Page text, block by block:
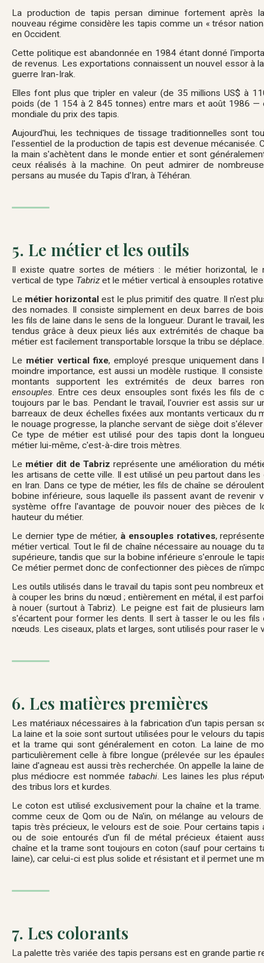
La production de tapis persan diminue fortement après
nouveau régime considère les tapis comme un « trésor
en Occident.
Cette politique est abandonnée en 1984 étant donné
de revenus. Les exportations connaissent un nouvel essor à
guerre Iran-Irak.
Elles font plus que tripler en valeur (de 35 millions US$ à
poids (de 1 154 à 2 845 tonnes) entre mars et août 1986 —
mondiale du prix des tapis.
Aujourd'hui, les techniques de tissage traditionnelles sont
l'essentiel de la production de tapis est devenue mécanisée.
la main s'achètent dans le monde entier et sont
ceux réalisés à la machine. On peut admirer de
persans au musée du Tapis d'Iran, à Téhéran.
5. Le métier et les outils
Il existe quatre sortes de métiers : le métier horizontal, le
vertical de type Tabrizet le métier vertical à ensouples
Le métier horizontal est le plus primitif des quatre. Il n'est
des nomades. Il consiste simplement en deux barres de
les fils de laine dans le sens de la longueur. Durant le travail,
tendus grâce à deux pieux liés aux extrémités de chaque
métier est facilement transportable lorsque la tribu se déplace.
Le métier vertical fixe, employé presque uniquement
moindre importance, est aussi un modèle rustique. Il
montants supportent les extrémités de deux barres
ensouples. Entre ces deux ensouples sont fixés les fils de
toujours par le bas. Pendant le travail, l'ouvrier est assis sur
barreaux de deux échelles fixées aux montants verticaux du
le nouage progresse, la planche servant de siège doit
Ce type de métier est utilisé pour des tapis dont la
métier lui-même, c'est-à-dire trois mètres.
Le métier dit de Tabriz représente une amélioration du
les artisans de cette ville. Il est utilisé un peu partout dans
en Iran. Dans ce type de métier, les fils de chaîne se
bobine inférieure, sous laquelle ils passent avant de revenir
système offre l'avantage de pouvoir nouer des pièces de
hauteur du métier.
Le dernier type de métier, à ensouples rotatives,
métier vertical. Tout le fil de chaîne nécessaire au nouage du
supérieure, tandis que sur la bobine inférieure s'enroule le
Ce métier permet donc de confectionner des pièces de
Les outils utilisés dans le travail du tapis sont peu nombreux
à couper les brins du nœud ; entièrement en métal, il est
à nouer (surtout à Tabriz). Le peigne est fait de plusieurs
s'écartent pour former les dents. Il sert à tasser le ou les
nœuds. Les ciseaux, plats et larges, sont utilisés pour raser le
6. Les matières premières
Les matériaux nécessaires à la fabrication d'un tapis persan
La laine et la soie sont surtout utilisées pour le velours du
et la trame qui sont généralement en coton. La laine de
particulièrement celle à fibre longue (prélevée sur les
laine d'agneau est aussi très recherchée. On appelle la laine
plus médiocre est nommée tabachi. Les laines les plus
des tribus lors et kurdes.
Le coton est utilisé exclusivement pour la chaîne et la
comme ceux de Qom ou de Na'in, on mélange au velours
tapis très précieux, le velours est de soie. Pour certains tapis
ou de soie entourés d'un fil de métal précieux étaient
chaîne et la trame sont toujours en coton (sauf pour certains
laine), car celui-ci est plus solide et résistant et il permet une
7. Les colorants
La palette très variée des tapis persans est en grande partie